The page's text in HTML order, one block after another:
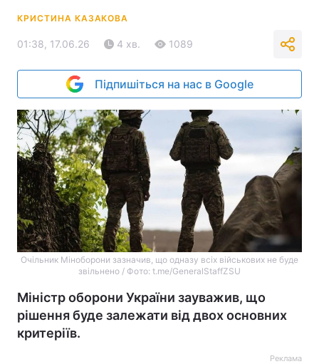
КРИСТИНА КАЗАКОВА
01:38, 17.06.26 4 хв. 1089
Підпишіться на нас в Google
Очільник Міноборони зазначив, що одназу всіх військових не буде
звільнено / Фото: t.me/GeneralStaffZSU
Міністр оборони України зауважив, що
рішення буде залежати від двох основних
критеріїв.
Реклама